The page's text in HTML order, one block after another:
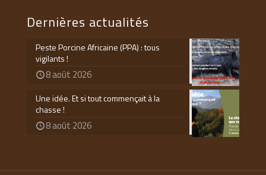
Dernières actualités
Peste Porcine Africaine (PPA) : tous
vigilants !
8 août 2026
Une idée. Et si tout commençait à la
chasse !
8 août 2026